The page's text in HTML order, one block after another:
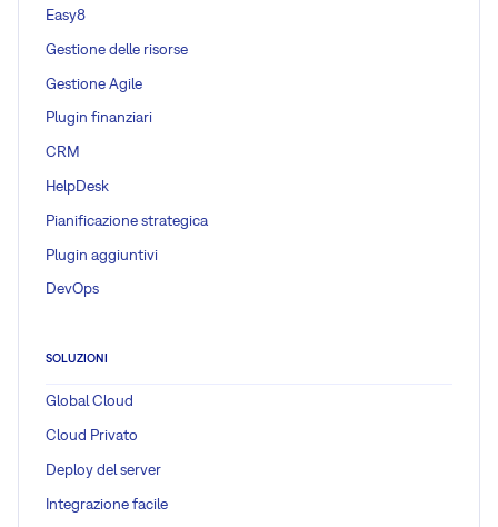
Easy8
Gestione delle risorse
Gestione Agile
Plugin finanziari
CRM
HelpDesk
Pianificazione strategica
Plugin aggiuntivi
DevOps
SOLUZIONI
Global Cloud
Cloud Privato
Deploy del server
Integrazione facile